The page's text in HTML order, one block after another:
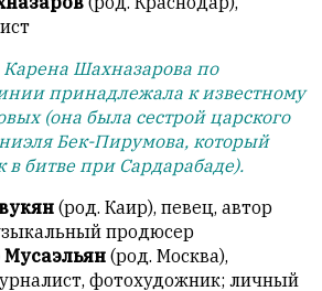
Шахназарова по
принадлежала к известному
(она была сестрой царского
Бек-Пирумова, который
в битве при Сардарабаде).
(род. Каир), певец, автор
продюсер
(род. Москва),
фотохудожник; личный